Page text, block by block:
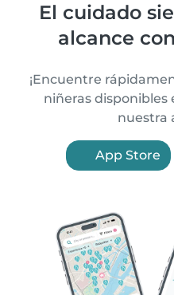
El cuidado
alcance
¡Encuentre
niñeras disponibles
nuestra
App Store